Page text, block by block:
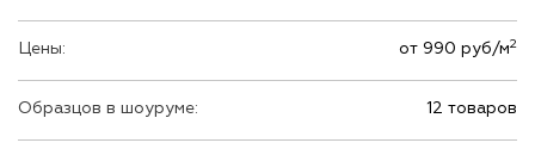
Цены: от 990 руб/м2
Образцов в шоуруме: 12 товаров